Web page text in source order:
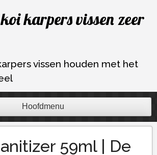
karpers vissen zeer
vissen houden met het
Hoofdmenu
59ml | De